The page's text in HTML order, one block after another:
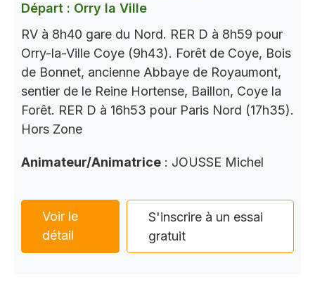
Départ : Orry la Ville
RV à 8h40 gare du Nord. RER D à 8h59 pour
Orry-la-Ville Coye (9h43). Forêt de Coye, Bois
de Bonnet, ancienne Abbaye de Royaumont,
sentier de le Reine Hortense, Baillon, Coye la
Forêt. RER D à 16h53 pour Paris Nord (17h35).
Hors Zone
Animateur/Animatrice : JOUSSE Michel
Voir le
détail
S'inscrire à un essai
gratuit